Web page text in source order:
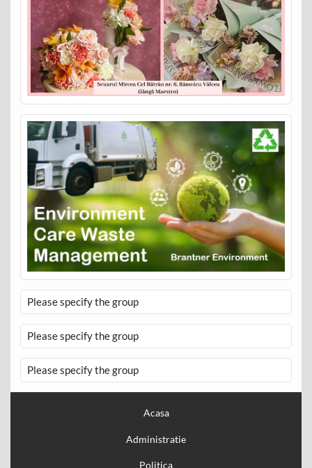
Please specify the group
Please specify the group
Please specify the group
Acasa
Administratie
Politica